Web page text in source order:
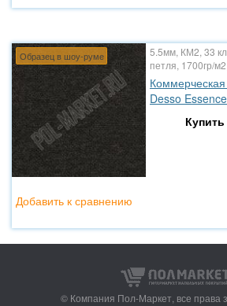
Образец в шоу-руме
5.5мм, КМ2, 33
петля, 1700гр/
Desso
Купить
Добавить к сравнению
© Компания Пол-Маркет, все права